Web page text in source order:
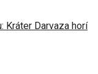
Kráter Darvaza horí